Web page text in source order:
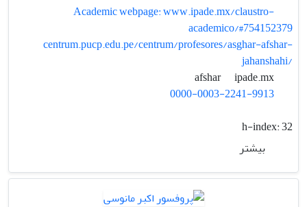
Academic webpage: www.ipade.mx/claustro-
academico/#754152379
centrum.pucp.edu.pe/centrum/profesores/asghar-afshar-
jahanshahi/
ipade.mx
0000-0003-2241-9913
h-index:32
بیشتر